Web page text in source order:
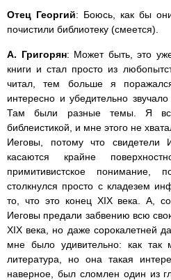
Отец Георгий: Боюсь, как бы
почистили библиотеку (смеется).
А. Григорян: Может быть, это
книги и стал просто из
читал, тем больше я
интересно и убедительно
Там были разные темы. Я
библеистикой, и мне этого не
Иеговы, потому что свидетели
касаются крайне
примитивистское понимание,
столкнулся просто с кладезем
то, что это конец XIX века. А,
Иеговы предали забвению всю
XIX века, но даже сорокалетней
мне было удивительно: как так
литература, но она такая
наверное, был сломлен один из